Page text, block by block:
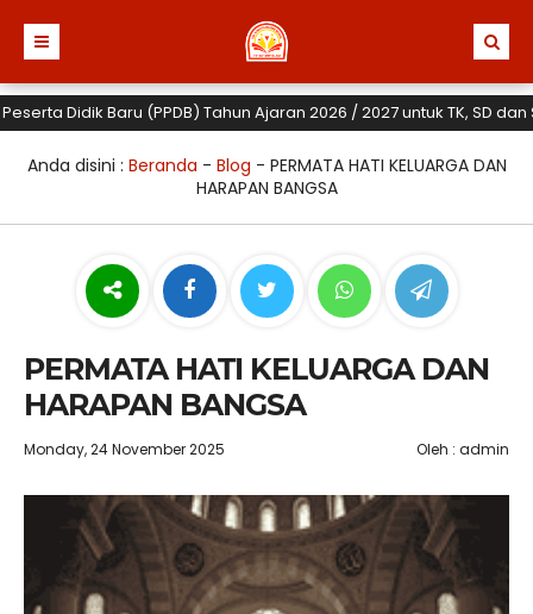
Didik Baru (PPDB) Tahun Ajaran 2026 / 2027 untuk TK, SD dan
Anda disini : Beranda - Blog - PERMATA HATI KELUARGA DAN
HARAPAN BANGSA
PERMATA HATI KELUARGA DAN
HARAPAN BANGSA
Monday, 24 November 2025 Oleh : admin